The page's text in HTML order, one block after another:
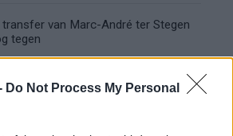
Do Not Process My Personal
transfer van Marc-André ter Stegen
tegen
van Daley Blind past in een groter